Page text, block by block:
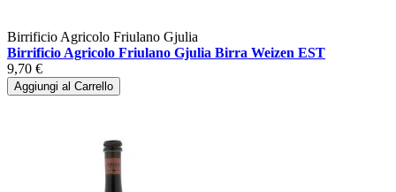
Birrificio Agricolo Friulano Gjulia
Birrificio Agricolo Friulano Gjulia Birra Weizen EST
9,70 €
Aggiungi al Carrello